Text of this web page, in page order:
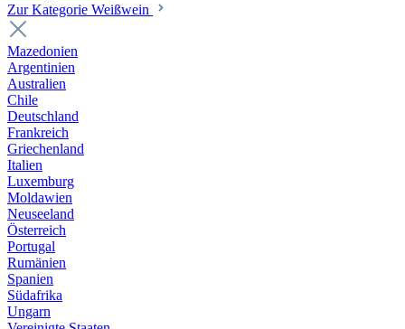
Zur Kategorie Weißwein
Mazedonien
Argentinien
Australien
Chile
Deutschland
Frankreich
Griechenland
Italien
Luxemburg
Moldawien
Neuseeland
Österreich
Portugal
Rumänien
Spanien
Südafrika
Ungarn